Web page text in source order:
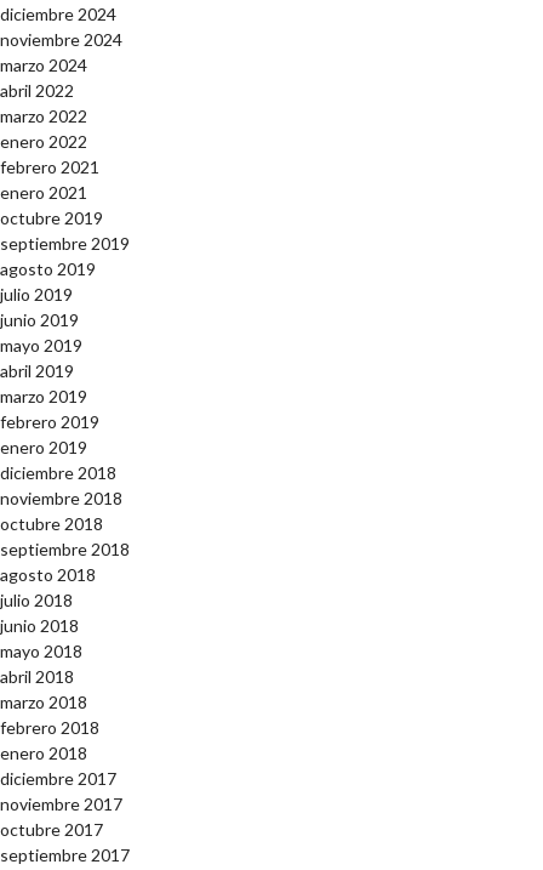
diciembre 2024
noviembre 2024
marzo 2024
abril 2022
marzo 2022
enero 2022
febrero 2021
enero 2021
octubre 2019
septiembre 2019
agosto 2019
julio 2019
junio 2019
mayo 2019
abril 2019
marzo 2019
febrero 2019
enero 2019
diciembre 2018
noviembre 2018
octubre 2018
septiembre 2018
agosto 2018
julio 2018
junio 2018
mayo 2018
abril 2018
marzo 2018
febrero 2018
enero 2018
diciembre 2017
noviembre 2017
octubre 2017
septiembre 2017